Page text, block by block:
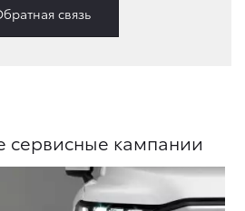
связь
сервисные кампании